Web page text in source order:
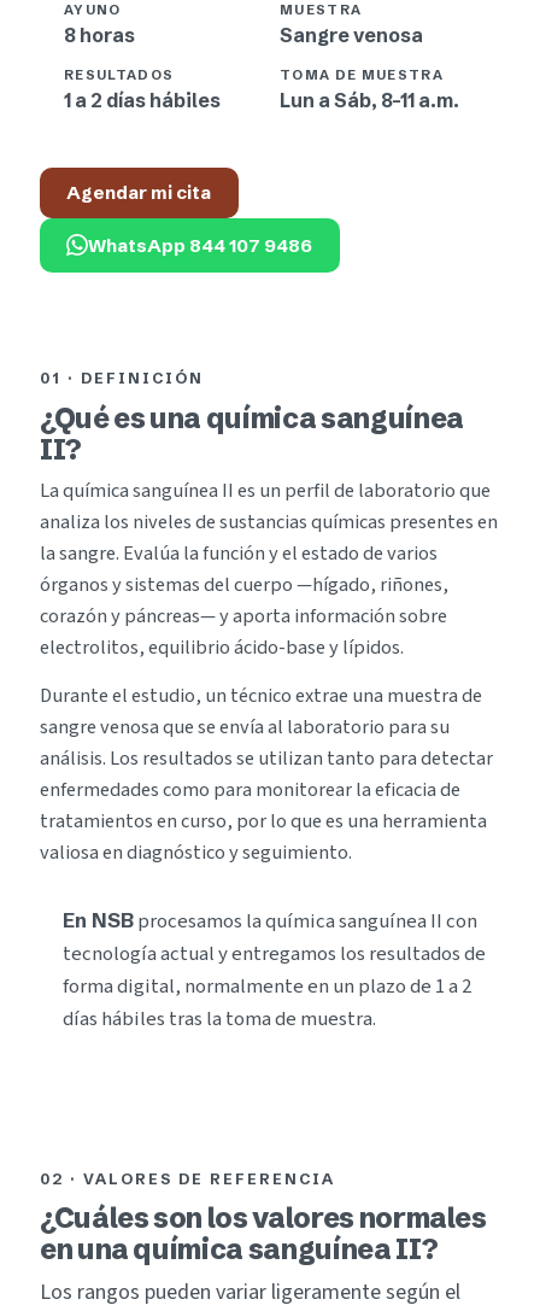
AYUNO
8 horas
MUESTRA
Sangre venosa
RESULTADOS
1 a 2 días hábiles
TOMA DE MUESTRA
Lun a Sáb, 8–11 a.m.
Agendar mi cita
WhatsApp 844 107 9486
01 · DEFINICIÓN
¿Qué es una química sanguínea
II?
La química sanguínea II es un perfil de laboratorio que
analiza los niveles de sustancias químicas presentes en
la sangre. Evalúa la función y el estado de varios
órganos y sistemas del cuerpo —hígado, riñones,
corazón y páncreas— y aporta información sobre
electrolitos, equilibrio ácido-base y lípidos.
Durante el estudio, un técnico extrae una muestra de
sangre venosa que se envía al laboratorio para su
análisis. Los resultados se utilizan tanto para detectar
enfermedades como para monitorear la eficacia de
tratamientos en curso, por lo que es una herramienta
valiosa en diagnóstico y seguimiento.
En NSB procesamos la química sanguínea II con
tecnología actual y entregamos los resultados de
forma digital, normalmente en un plazo de 1 a 2
días hábiles tras la toma de muestra.
02 · VALORES DE REFERENCIA
¿Cuáles son los valores normales
en una química sanguínea II?
Los rangos pueden variar ligeramente según el